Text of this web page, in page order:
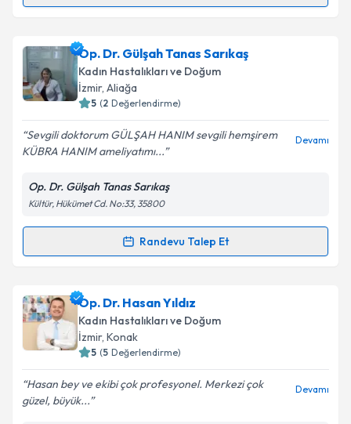
için bir takvim hazırlandığında e-posta ile
bilgilendireceğiz.
E-posta Adresiniz
Metni 'ni okudum ve kişisel verilerimin belirtilen
kapsamda işlenmesini kabul ediyorum.
Takvim Talebini Gönder
Op. Dr. Gülşah Tanas Sarıkaş
Kadın Hastalıkları ve Doğum
İzmir, Aliağa
5 (2 Değerlendirme)
Sevgili doktorum GÜLŞAH HANIM sevgili hemşirem
KÜBRA HANIM ameliyatımı...
Devamı
Op. Dr. Gülşah Tanas Sarıkaş
Kültür, Hükümet Cd. No:33, 35800
Randevu Talep Et
Randevu Takvimi Talebi
Op. Dr. Gülşah Tanas Sarıkaş
talebi oluşturun. Size bu uzmandan randevu almanız
için bir takvim hazırlandığında e-posta ile
bilgilendireceğiz.
E-posta Adresiniz
Op. Dr. Hasan Yıldız
Kadın Hastalıkları ve Doğum
İzmir, Konak
5 (5 Değerlendirme)
Hasan bey ve ekibi çok profesyonel. Merkezi çok
güzel, büyük...
Devamı